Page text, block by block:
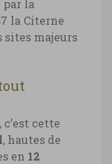
par la
la Citerne
sites majeurs
cette
, hautes de
en 12